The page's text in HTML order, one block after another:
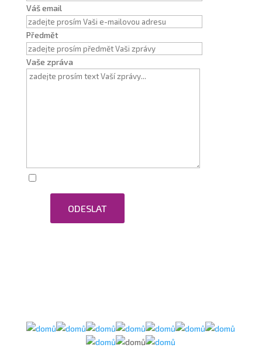
Váš email
Předmět
Vaše zpráva
ODESLAT